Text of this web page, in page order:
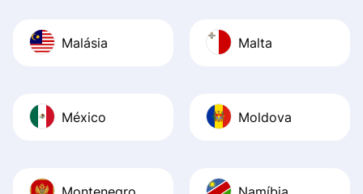
Malásia Malta
México Moldova